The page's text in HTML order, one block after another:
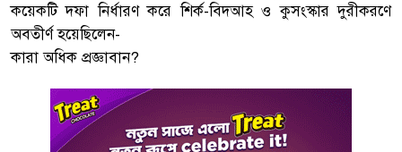
কয়েকটি দফা নির্ধারণ করে শির্ক-বিদআহ ও কুসংস্কার দুরীকরণে
অবতীর্ণ হয়েছিলেন-
কারা অধিক প্রজ্ঞাবান?